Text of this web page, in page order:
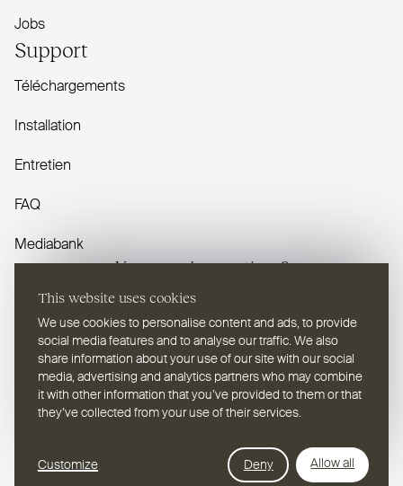
This website uses cookies
We use cookies to personalise content and ads, to provide
social media features and to analyse our traffic. We also
share information about your use of our site with our social
media, advertising and analytics partners who may combine
it with other information that you’ve provided to them or that
they’ve collected from your use of their services.
Customize Deny Allow all
Jobs
Support
Téléchargements
Installation
Entretien
FAQ
Mediabank
Vous avez des questions ?
© 20262TEC2, Tous droits réservés Politique de confidentialité Cookies
Sélectionnez une langue